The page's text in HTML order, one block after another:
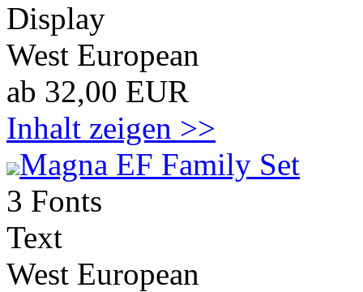
Display
West European
ab 32,00 EUR
Inhalt zeigen >>
Magna EF Family Set
3 Fonts
Text
West European